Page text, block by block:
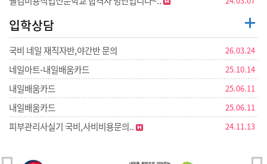
입학상담
국비 네일 재직자반,야간반 문의 26.03.24
네일아트-내일배움카드 25.10.14
내일배움카드 25.06.11
내일배움카드 25.06.11
피부관리사실기 국비,사비비용문의.. 24.11.13